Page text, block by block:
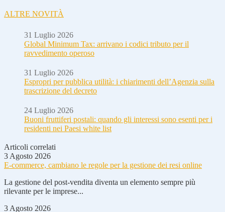
ALTRE NOVITÀ
31 Luglio 2026
Global Minimum Tax: arrivano i codici tributo per il
ravvedimento operoso
31 Luglio 2026
Espropri per pubblica utilità: i chiarimenti dell’Agenzia sulla
trascrizione del decreto
24 Luglio 2026
Buoni fruttiferi postali: quando gli interessi sono esenti per i
residenti nei Paesi white list
Articoli correlati
3 Agosto 2026
E-commerce, cambiano le regole per la gestione dei resi online
La gestione del post-vendita diventa un elemento sempre più
rilevante per le imprese...
3 Agosto 2026